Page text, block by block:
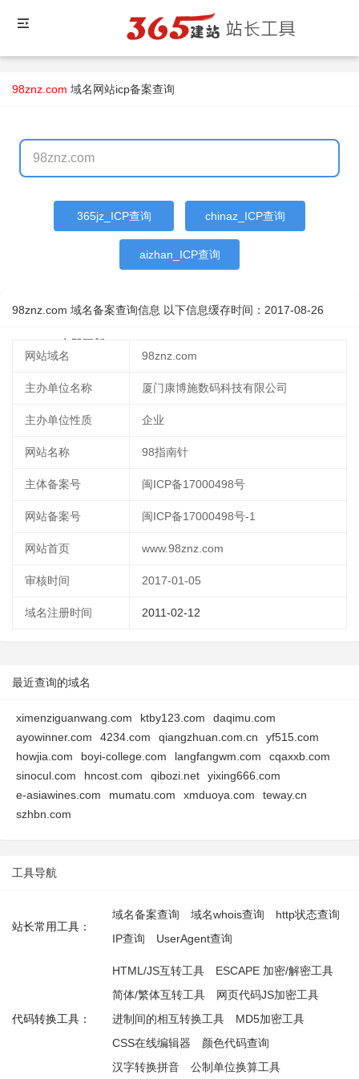
98znz.com 域名网站icp备案查询
365jz_ICP查询 chinaz_ICP查询
aizhan_ICP查询
98znz.com 域名备案查询信息 以下信息缓存时间： 2017-08-26
立即更新
网站域名
98znz.com
主办单位名称 厦门康博施数码科技有限公司
主办单位性质 企业
网站名称 98指南针
主体备案号 闽ICP备17000498号
网站备案号 闽ICP备17000498号-1
网站首页 www.98znz.com
审核时间 2017-01-05
域名注册时间 2011-02-12
最近查询的域名
ximenziguanwang.com ktby123.com
daqimu.com
ayowinner.com
4234.com qiangzhuan.com.cn
yf515.com
howjia.com
boyi-college.com langfangwm.com
cqaxxb.com
sinocul.com
hncost.com qibozi.net
yixing666.com
e-asiawines.com
mumatu.com xmduoya.com
teway.cn
szhbn.com
工具导航
站长常用工具：
域名备案查询 域名whois查询
http状态查询
IP查询
UserAgent查询
代码转换工具：
HTML/JS互转工具
ESCAPE 加密/解密工具
简体/繁体互转工具
网页代码JS加密工具
进制间的相互转换工具
MD5加密工具
CSS在线编辑器
颜色代码查询
汉字转换拼音
公制单位换算工具